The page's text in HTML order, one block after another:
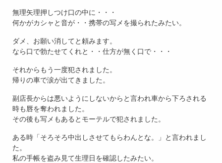
無理矢理押しつけ口の中に・・・
何かがカシャと音が・・携帯の写メを撮られたみたい。
ダメ、お願い消してと頼みます。
なら口で勃たせてくれと・・仕方が無く口で・・・
それからもう一度犯されました。
帰りの車で涙が出てきました。
副店長からは悪いようにしないからと言われ車から下ろされる
時も唇を奪われました。
その後も写メもあるとモーテルで犯されました。
ある時「そろそろ中出しさせてもらわんとな。」と言われまし
た。
私の手帳を盗み見て生理日を確認したみたい。